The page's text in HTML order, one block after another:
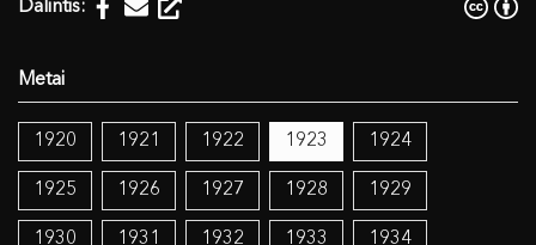
Dalintis:
1920 1921 1922 1923 1924
1925 1926 1927 1928 1929
1930 1931 1932 1933 1934